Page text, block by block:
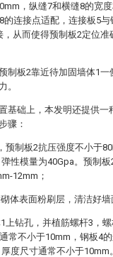
，纵缝7和横缝8的宽
的连接点适配，连接板5与
从而使得预制板2定位准
制板2靠近待加固墙体1一
。
基础上，本发明还提供一
骤：
预制板2抗压强度不小于
性模量为40Gpa。预制板
12mm；
体表面粉刷层，清洁好墙
上钻孔，并植筋螺杆3，
常不小于10mm，钢板4
度尺寸通常不小于10mm